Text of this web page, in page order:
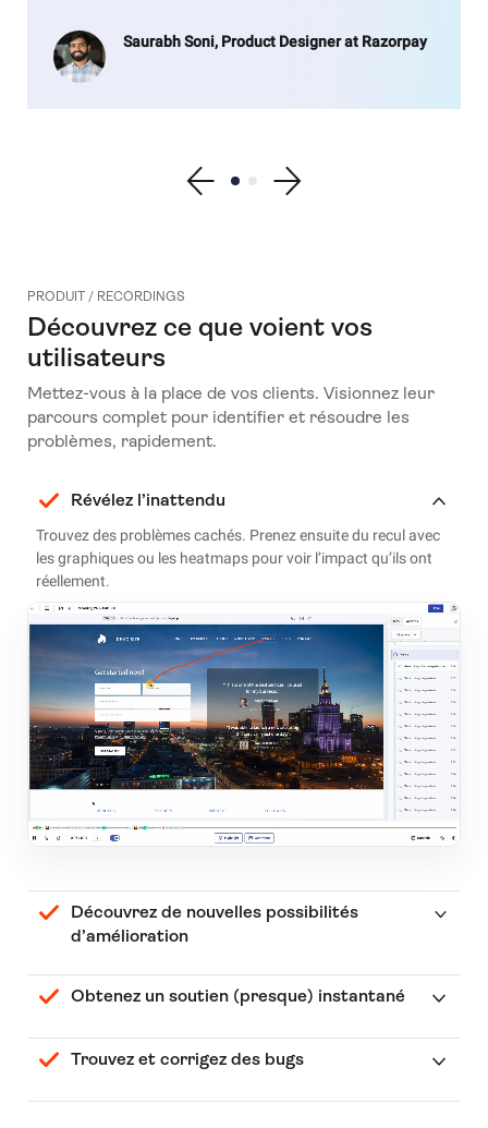
Saurabh Soni, Product Designer at Razorpay
Show previous testimonial
Show testimonial 1
Show testimonial 2
Show next testimonial
PRODUIT / RECORDINGS
Découvrez ce que voient vos
utilisateurs
Mettez-vous à la place de vos clients. Visionnez leur
parcours complet pour identifier et résoudre les
problèmes, rapidement.
Révélez l’inattendu
Trouvez des problèmes cachés. Prenez ensuite du recul avec
les graphiques ou les heatmaps pour voir l’impact qu’ils ont
réellement.
Découvrez de nouvelles possibilités
d’amélioration
Obtenez un soutien (presque) instantané
Trouvez et corrigez des bugs